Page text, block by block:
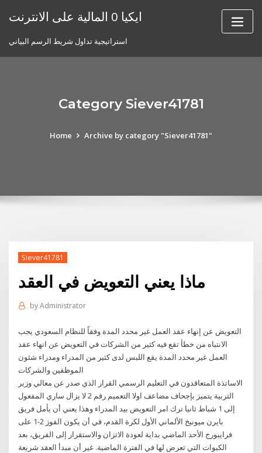
ايكيا 0 المالية على الانترنت
استراتيجية تداول شريط الرسم البياني
Category Siever41781
Home Archive by category "Siever41781"
Siever41781
ماذا يعني التعويض في العقد
byAdministrator
التعويض عن إنهاء عقد العمل غير محدد المدة وفقاً للنظام السعودي يجب
الانتباه من خطأ تقع فيه كثير من الشركات في التعويض عن انهاء عقد
العمل غير محدد المدة يقع اللبس لدى كثير من المدراء ومدراء شئون
الموظفين والشركات
الاساتذة المتعاقدون في التعليم الرسمي القرار الذي صدر عن معالي وزير
التربية يتميز بإجحاف مضاعف اولا التعميم رقم 2 لا يزال ساري المفعول
إلى 1 شباط ثانيا ترك امر التعويض بيد المدراء وهذا يعني أن يأمل فريق
بايرن ميونيخ الألماني الأول لكرة القدم، في أن يكون الفوز 2-1 على
فرايبورج الأحد الماضي بداية لعودة الاتزان والاستقرار إلى الفريق، بعد
الكبوات التي تعرض لها في الفترة الماضية. غير أن مبدأ العقد شريعة